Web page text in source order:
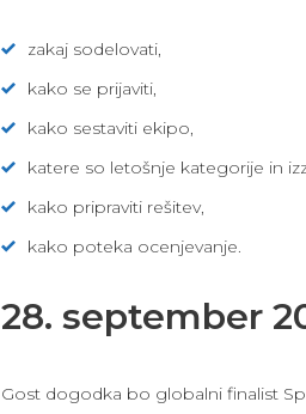
zakaj sodelovati,
kako se prijaviti,
kako sestaviti ekipo,
katere so letošnje kategorije in
kako pripraviti rešitev,
kako poteka ocenjevanje.
28. september
Gost dogodka bo globalni finalist